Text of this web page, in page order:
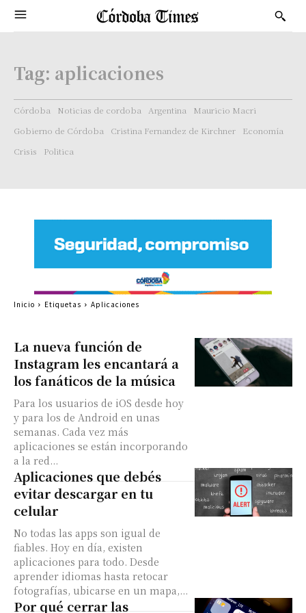
Tag: aplicaciones
Córdoba Noticias de cordoba Argentina
Mauricio Macri
Gobierno de Córdoba
Cristina Fernandez de Kirchner
Economía
Crisis
Politica
La nueva función de
Instagram les encantará a
los fanáticos de la música
Para los usuarios de iOS desde hoy
y para los de Android en unas
semanas. Cada vez más
aplicaciones se están incorporando
a la red...
Aplicaciones que debés
evitar descargar en tu
celular
No todas las apps son igual de
fiables. Hoy en día, existen
aplicaciones para todo. Desde
aprender idiomas hasta retocar
fotografías, ubicarse en un mapa,...
Por qué cerrar las
Inicio Etiquetas Aplicaciones